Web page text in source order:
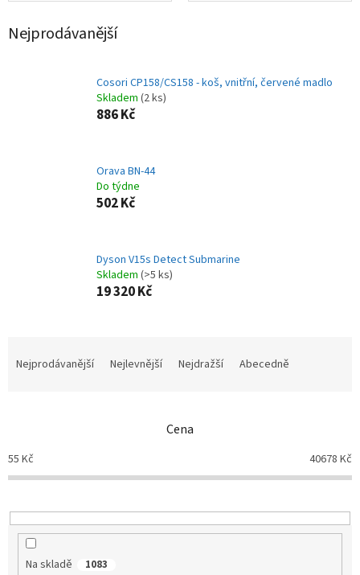
Nejprodávanější
Cosori CP158/CS158 - koš, vnitřní, červené madlo
Skladem (2 ks)
886 Kč
Orava BN-44
Do týdne
502 Kč
Dyson V15s Detect Submarine
Skladem (>5 ks)
19 320 Kč
p
r
o
u
Nejprodávanější Nejlevnější Nejdražší Abecedně
Cena
55 Kč 40678 Kč
Na skladě 1083